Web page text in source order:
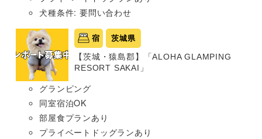
犬種条件: 要問い合わせ
宿 茨城県
【茨城・猿島郡】「ALOHA GLAMPING
RESORT SAKAI」
グランピング
同室宿泊OK
部屋食プランあり
プライベートドッグランあり